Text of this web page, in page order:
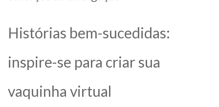
Histórias bem-sucedidas:
inspire-se para criar sua
vaquinha virtual